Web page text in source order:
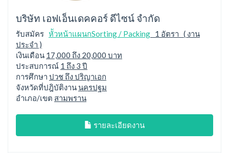
บริษัท เอฟเอ็นเดคคอร์ ดีไซน์ จำกัด
รับสมัคร หััวหน้าแผนกSorting / Packing 1 อัตรา ( งาน
ประจำ )
เงินเดือน 17,000 ถึง 20,000 บาท
ประสบการณ์ 1 ถึง 3 ปี
การศึกษา ปวช ถึง ปริญาเอก
จังหวัดที่ปฎิบัติงานนครปฐม
อำเภอ/เขต สามพราน
รายละเอียดงาน